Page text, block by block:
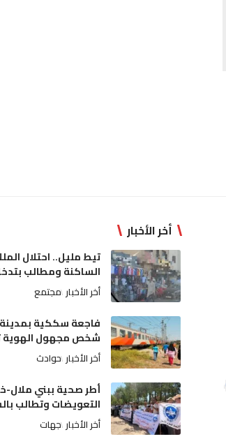
أخر الأخبار
تيط مليل.. احتلال
الساكنة ومطالب
أخر الأخبار مجتمع
فاجعة سككية
شخص مجهول الهوية
أخر الأخبار حوادث
أطر صحية ببني
التعويضات وتطالب
أخر الأخبار جهات